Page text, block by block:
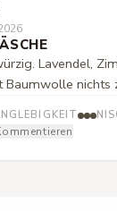
Lavendel,
Baumwolle nichts